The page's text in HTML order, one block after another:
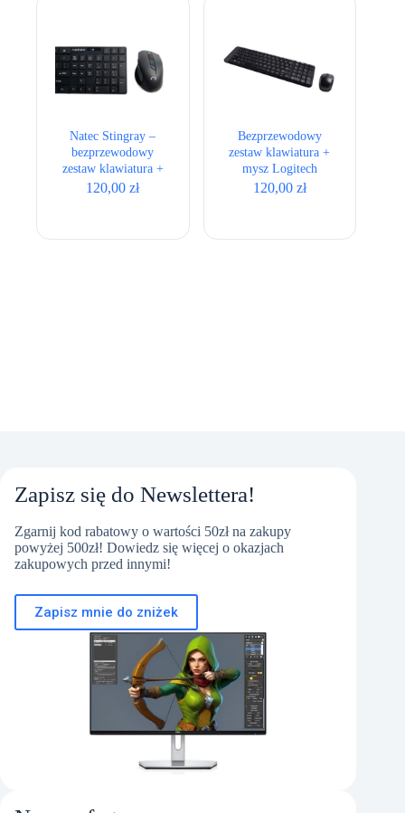
Natec Stingray –
bezprzewodowy
zestaw klawiatura +
mysz
120,00zł
Bezprzewodowy
zestaw klawiatura +
mysz Logitech
MK220
120,00 zł
Zapisz się do Newslettera!
Zgarnij kod rabatowy o wartości 50zł na zakupy
powyżej 500zł! Dowiedz się więcej o okazjach
zakupowych przed innymi!
Zapisz mnie do zniżek